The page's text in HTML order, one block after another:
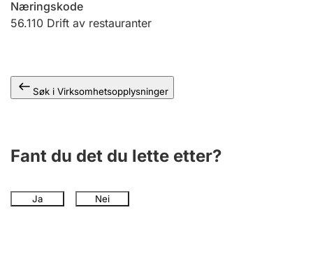
Næringskode
56.110 Drift av restauranter
Søk i Virksomhetsopplysninger
Fant du det du lette etter?
Ja Nei